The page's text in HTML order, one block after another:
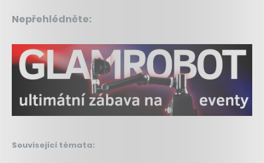
Nepřehlédněte:
Související témata: